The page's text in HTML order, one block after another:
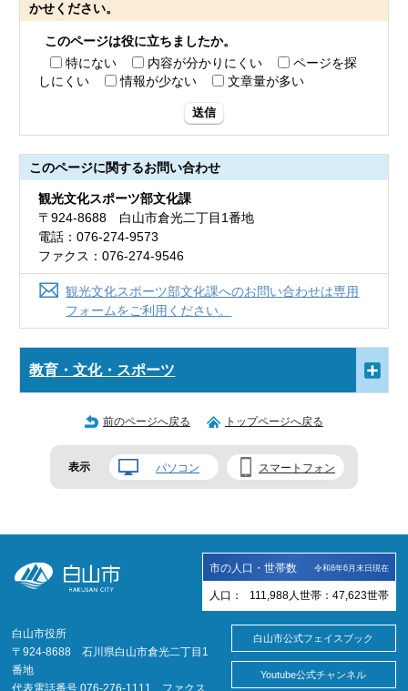
かせください。
このページは役に立ちましたか。
特にない
内容が分かりにくい
ページを探
しにくい
情報が少ない 文章量が多い
送信
このページに関するお問い合わせ
観光文化スポーツ部文化課
〒924-8688 白山市倉光二丁目1番地
電話：076-274-9573
ファクス：076-274-9546
観光文化スポーツ部文化課へのお問い合わせは専用
フォームをご利用ください。
教育・文化・スポーツ
前のページへ戻る トップページへ戻る
表示 パソコン スマートフォン
市の人口・世帯数 令和8年6月末日現在
人口： 111,988 人 世帯： 47,623世帯
白山市役所
〒924-8688 石川県白山市倉光二丁目1
番地
代表電話番号 076-276-1111 ファクス
白山市公式フェイスブック
Youtube公式チャンネル